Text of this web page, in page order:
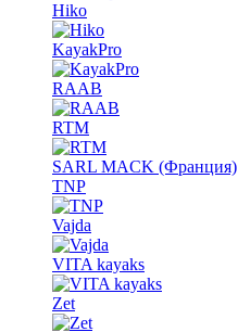
Hiko
KayakPro
RAAB
RTM
SARL MACK (Франция)
TNP
Vajda
VITA kayaks
Zet